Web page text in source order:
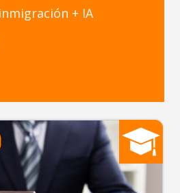
+ IA